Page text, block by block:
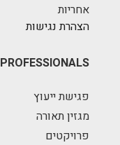
אחריות
הצהרת נגישות
PROFESSIONALS
פגישת ייעוץ
מגזין תאורה
פרויקטים